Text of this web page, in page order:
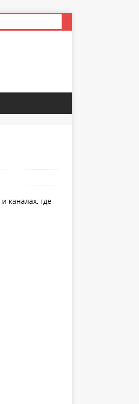
каналах, где